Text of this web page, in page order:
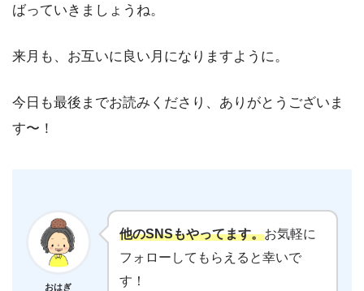
ばっていきましょうね。
来月も、お互いに良い月になりますように。
今日も最後までお読みくださり、ありがとうございま
す〜！
おはぎ
他のSNSもやってます。お気軽に
フォローしてもらえると幸いで
す！